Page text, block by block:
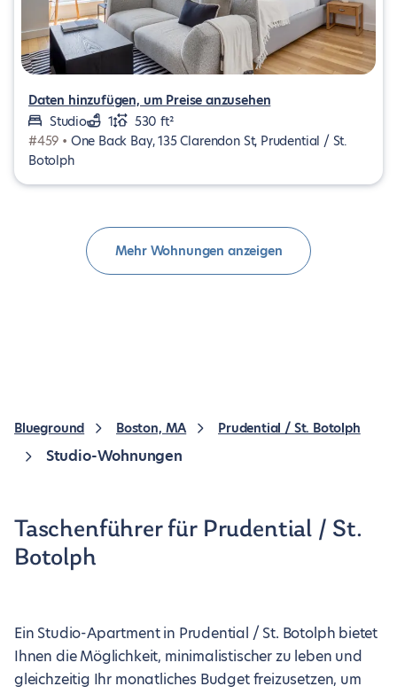
Daten hinzufügen, um Preise anzusehen
Studio
1
530 ft²
#459 • One Back Bay, 135 Clarendon St, Prudential / St.
Botolph
Mehr Wohnungen anzeigen
Blueground Boston, MA Prudential / St. Botolph
Studio-Wohnungen
Taschenführer für Prudential / St.
Botolph
Ein Studio-Apartment in Prudential / St. Botolph bietet
Ihnen die Möglichkeit, minimalistischer zu leben und
gleichzeitig Ihr monatliches Budget freizusetzen, um